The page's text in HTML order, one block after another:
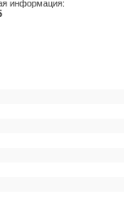
информация: